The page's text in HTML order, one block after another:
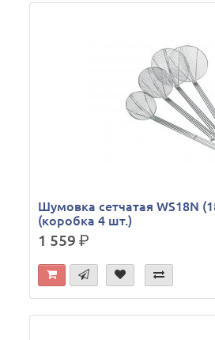
Шумовка сетчатая WS18N
(коробка 4 шт.)
1 559р.